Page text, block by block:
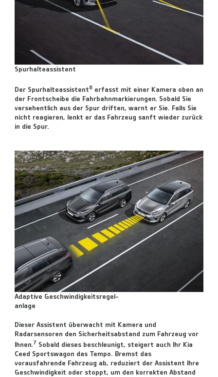
Spurhalteassistent
Der Spurhalteassistent6 erfasst mit einer Kamera oben an
der Frontscheibe die Fahrbahnmarkierungen. Sobald Sie
versehentlich aus der Spur driften, warnt er Sie. Falls Sie
nicht reagieren, lenkt er das Fahrzeug sanft wieder zurück
in die Spur.
Adaptive Geschwindigkeitsregel-
anlage
Dieser Assistent überwacht mit Kamera und
Radarsensoren den Sicherheitsabstand zum Fahrzeug vor
Ihnen.7 Sobald dieses beschleunigt, steigert auch Ihr Kia
Ceed Sportswagon das Tempo. Bremst das
vorausfahrende Fahrzeug ab, reduziert der Assistent Ihre
Geschwindigkeit oder stoppt, um den korrekten Abstand